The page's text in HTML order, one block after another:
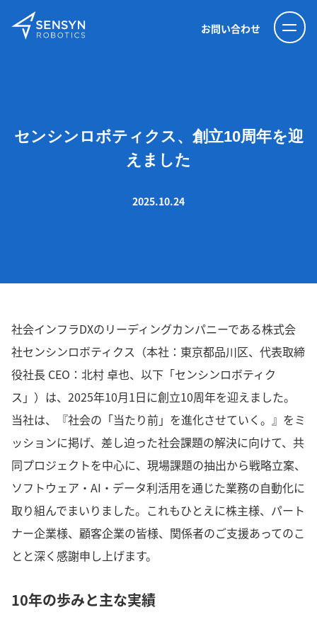
お問い合わせ
センシンロボティクス、創立10周年を迎
えました
2025.10.24
社会インフラDXのリーディングカンパニーである株式会
社センシンロボティクス（本社：東京都品川区、代表取締
役社長 CEO：北村 卓也、以下「センシンロボティク
ス」）は、2025年10月1日に創立10周年を迎えました。
当社は、『社会の「当たり前」を進化させていく。』をミ
ッションに掲げ、差し迫った社会課題の解決に向けて、共
同プロジェクトを中心に、現場課題の抽出から戦略立案、
ソフトウェア・AI・データ利活用を通じた業務の自動化に
取り組んでまいりました。これもひとえに株主様、パート
ナー企業様、顧客企業の皆様、関係者のご支援あってのこ
とと深く感謝申し上げます。
10年の歩みと主な実績